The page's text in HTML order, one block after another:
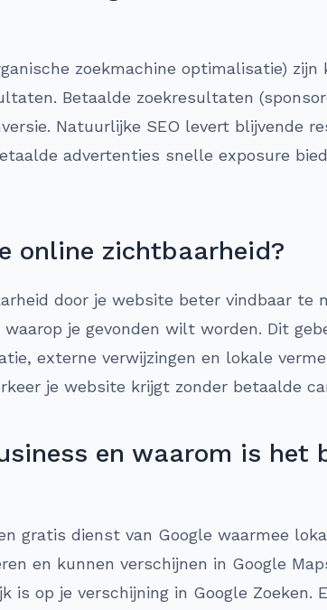
zoekmachine optimalisatie)
Betaalde zoekresultaten
Natuurlijke SEO levert blijvende
advertenties snelle exposure
online zichtbaarheid?
door je website beter vindbaar te
je gevonden wilt worden. Dit
externe verwijzingen en lokale
je website krijgt zonder betaalde
en waarom is het
gratis dienst van Google waarmee
en kunnen verschijnen in Google
is op je verschijning in Google Zoeken.